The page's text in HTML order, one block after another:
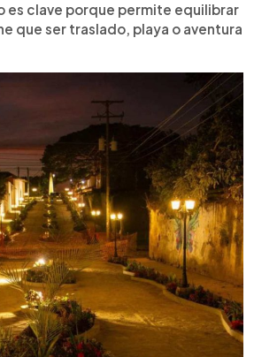
es clave porque permite equilibrar
que ser traslado, playa o aventura